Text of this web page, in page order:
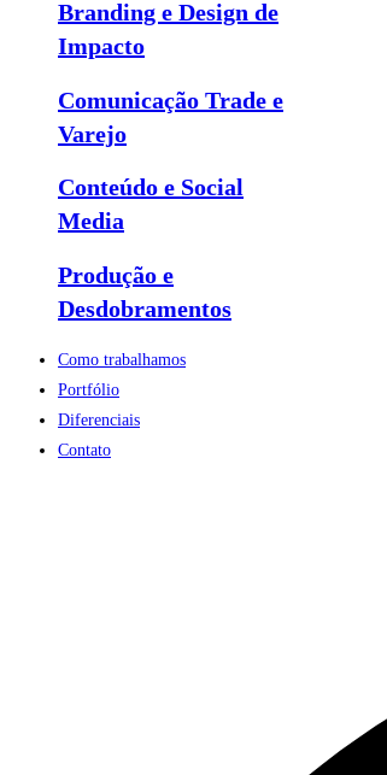
Branding e Design de
Impacto
Comunicação Trade e
Varejo
Conteúdo e Social
Media
Produção e
Desdobramentos
Como trabalhamos
Portfólio
Diferenciais
Contato